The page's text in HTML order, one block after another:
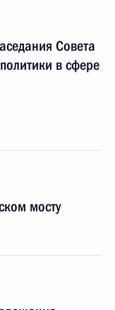
Совета
в сфере
мосту